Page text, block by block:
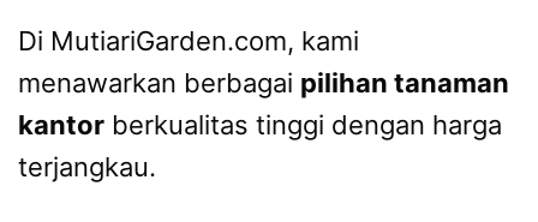
Di MutiariGarden.com, kami
menawarkan berbagai pilihan tanaman
kantor berkualitas tinggi dengan harga
terjangkau.